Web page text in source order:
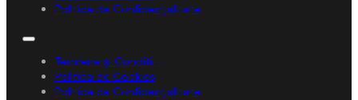
Politica de Confidențialitate
Termene și Condiții
Politica de Cookies
Politica de Confidențialitate